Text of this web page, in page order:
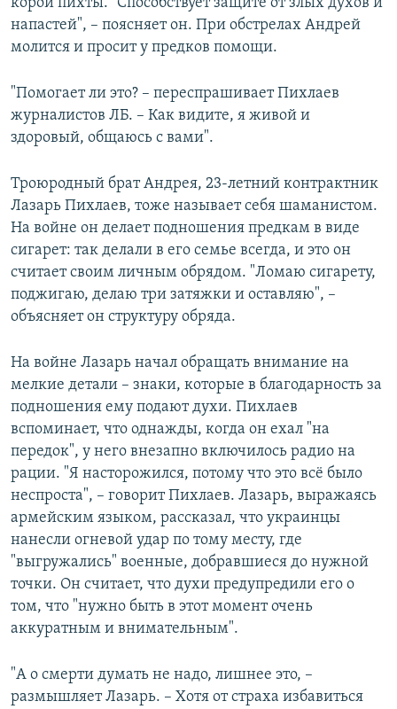
напастей", – поясняет он. При обстрелах Андрей
молится и просит у предков помощи.
"Помогает ли это? – переспрашивает Пихлаев
журналистов ЛБ. – Как видите, я живой и
здоровый, общаюсь с вами".
Троюродный брат Андрея, 23-летний контрактник
Лазарь Пихлаев, тоже называет себя шаманистом.
На войне он делает подношения предкам в виде
сигарет: так делали в его семье всегда, и это он
считает своим личным обрядом. "Ломаю сигарету,
поджигаю, делаю три затяжки и оставляю", –
объясняет он структуру обряда.
На войне Лазарь начал обращать внимание на
мелкие детали – знаки, которые в благодарность за
подношения ему подают духи. Пихлаев
вспоминает, что однажды, когда он ехал "на
передок", у него внезапно включилось радио на
рации. "Я насторожился, потому что это всё было
неспроста", – говорит Пихлаев. Лазарь, выражаясь
армейским языком, рассказал, что украинцы
нанесли огневой удар по тому месту, где
"выгружались" военные, добравшиеся до нужной
точки. Он считает, что духи предупредили его о
том, что "нужно быть в этот момент очень
аккуратным и внимательным".
"А о смерти думать не надо, лишнее это, –
размышляет Лазарь. – Хотя от страха избавиться